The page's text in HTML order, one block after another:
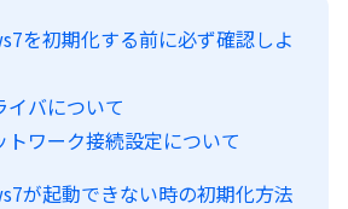
を初期化する前に必ず確認しよ
イバについて
トワーク接続設定について
が起動できない時の初期化方法